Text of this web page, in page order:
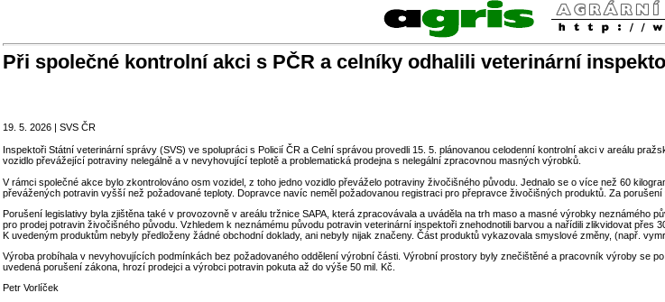
Při společné kontrolní akci s PČR a celníky odhalili veterinární
19. 5. 2026 | SVS ČR
Inspektoři Státní veterinární správy (SVS) ve spolupráci s Policií ČR a Celní správou provedli 15. 5. plánovanou celodenní kontrolní akci v areálu
vozidlo převážející potraviny nelegálně a v nevyhovující teplotě a problematická prodejna s nelegální zpracovnou masných výrobků.
V rámci společné akce bylo zkontrolováno osm vozidel, z toho jedno vozidlo převáželo potraviny živočišného původu. Jednalo se o více než 60
převážených potravin vyšší než požadované teploty. Dopravce navíc neměl požadovanou registraci pro přepravce živočišných produktů. Za
Porušení legislativy byla zjištěna také v provozovně v areálu tržnice SAPA, která zpracovávala a uváděla na trh maso a masné výrobky
pro prodej potravin živočišného původu. Vzhledem k neznámému původu potravin veterinární inspektoři znehodnotili barvou a nařídili zlikvidovat
K uvedeným produktům nebyly předloženy žádné obchodní doklady, ani nebyly nijak značeny. Část produktů vykazovala smyslové změny, (např.
Výroba probíhala v nevyhovujících podmínkách bez požadovaného oddělení výrobní části. Výrobní prostory byly znečištěné a pracovník výroby se
uvedená porušení zákona, hrozí prodejci a výrobci potravin pokuta až do výše 50 mil. Kč.
Petr Vorlíček